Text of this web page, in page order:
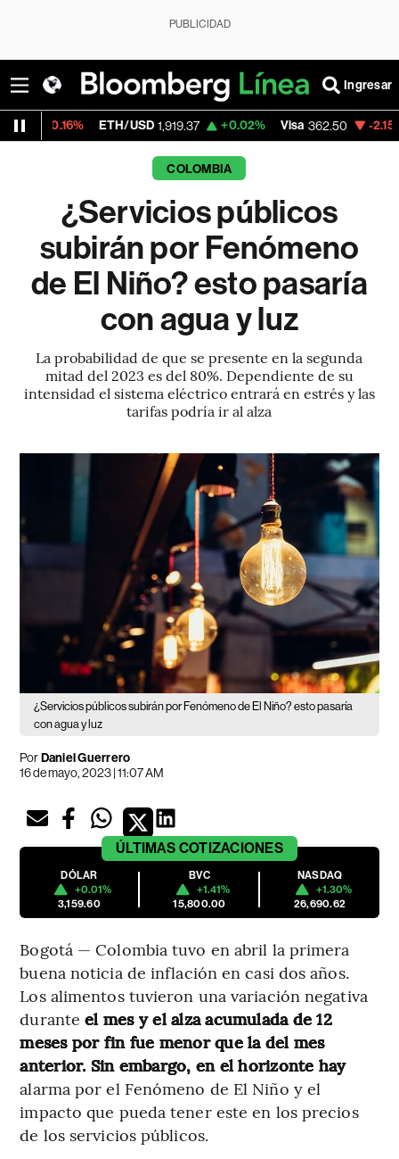
PUBLICIDAD
Ingresar
ETH/USD 1,919.37 +0.02% Visa 362.50 -2.15%
COLOMBIA
¿Servicios públicos
subirán por Fenómeno
de El Niño? esto pasaría
con agua y luz
La probabilidad de que se presente en la segunda
mitad del 2023 es del 80%. Dependiente de su
intensidad el sistema eléctrico entrará en estrés y las
tarifas podría ir al alza
¿Servicios públicos subirán por Fenómeno de El Niño? esto pasaría
con agua y luz
PorDaniel Guerrero
16 de mayo, 2023 | 11:07 AM
ÚLTIMAS COTIZACIONES
DÓLAR
+0.01%
3,159.60
BVC
+1.41%
15,800.00
NASDAQ
+1.30%
26,690.62
Bogotá — Colombia tuvo en abril la primera
buena noticia de inflación en casi dos años.
Los alimentos tuvieron una variación negativa
duranteel mes y el alza acumulada de 12
meses por fin fue menor que la del mes
anterior. Sin embargo, en el horizonte hay
alarma por el Fenómeno de El Niño y el
impacto que pueda tener este en los precios
de los servicios públicos.